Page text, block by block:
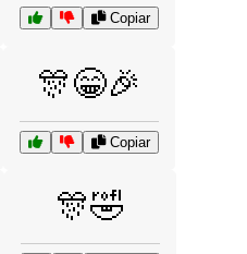
Copiar
🎊😁🎉
Copiar
🎊🤣